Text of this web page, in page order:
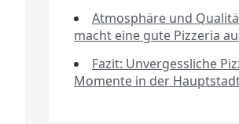
Atmosphäre und
macht eine gute Pizzeria
Fazit: Unvergessliche
Momente in der